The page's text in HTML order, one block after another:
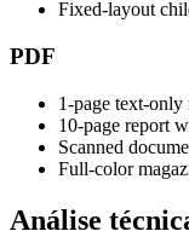
Fixed-layout
PDF
1-page text-only
10-page report
Scanned
Full-color
Análise